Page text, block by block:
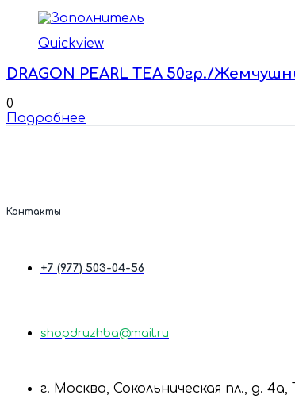
Quickview
DRAGON PEARL TEA 50гр./
0
Подробнее
Контакты
+7 (977) 503-04-56
shopdruzhba@mail.ru
г. Москва, Сокольническая пл., д.